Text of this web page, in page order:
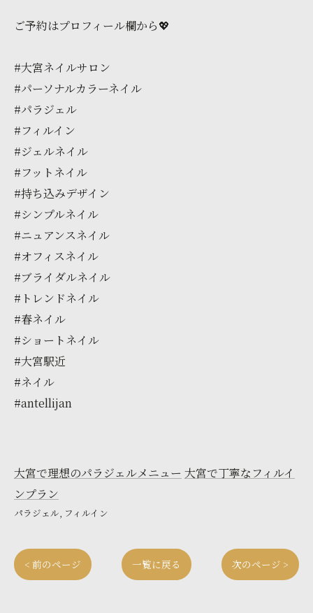
ご予約はプロフィール欄から💖
#大宮ネイルサロン
#パーソナルカラーネイル
#パラジェル
#フィルイン
#ジェルネイル
#フットネイル
#持ち込みデザイン
#シンプルネイル
#ニュアンスネイル
#オフィスネイル
#ブライダルネイル
#トレンドネイル
#春ネイル
#ショートネイル
#大宮駅近
#ネイル
#antellijan
大宮で理想のパラジェルメニュー 大宮で丁寧なフィルイ
ンプラン
パラジェル フィルイン
< 前のページ 一覧に戻る 次のページ >